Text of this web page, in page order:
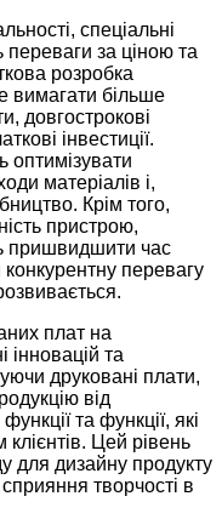
спеціальні
за ціною та
розробка
вимагати більше
довгострокові
інвестиції.
оптимізувати
матеріалів і,
Крім того,
пристрою,
пришвидшити час
перевагу
плат на
інновацій та
друковані плати,
від
та функції, які
Цей рівень
для дизайну продукту
сприяння творчості в